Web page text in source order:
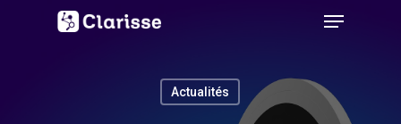
Menu
Actualités